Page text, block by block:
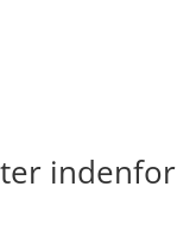
indenfor